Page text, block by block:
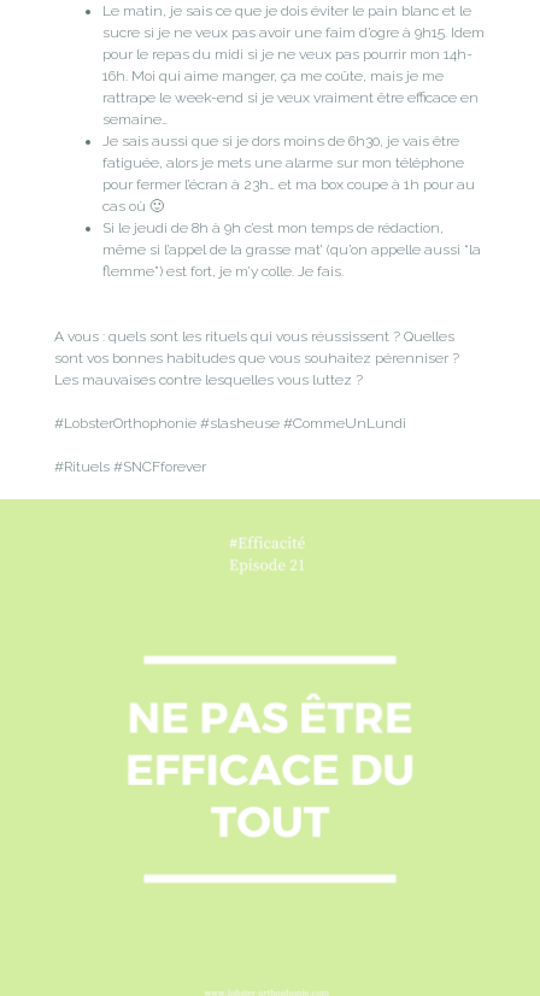
Le matin, je sais ce que je dois éviter le pain blanc et le
sucre si je ne veux pas avoir une faim d’ogre à 9h15. Idem
pour le repas du midi si je ne veux pas pourrir mon 14h-
16h. Moi qui aime manger, ça me coûte, mais je me
rattrape le week-end si je veux vraiment être efficace en
semaine…
Je sais aussi que si je dors moins de 6h30, je vais être
fatiguée, alors je mets une alarme sur mon téléphone
pour fermer l’écran à 23h… et ma box coupe à 1h pour au
cas où 🙂
Si le jeudi de 8h à 9h c’est mon temps de rédaction,
même si l’appel de la grasse mat’ (qu’on appelle aussi “la
flemme”) est fort, je m’y colle. Je fais.
A vous : quels sont les rituels qui vous réussissent ? Quelles
sont vos bonnes habitudes que vous souhaitez pérenniser ?
Les mauvaises contre lesquelles vous luttez ?
#LobsterOrthophonie #slasheuse #CommeUnLundi
#Rituels #SNCFforever